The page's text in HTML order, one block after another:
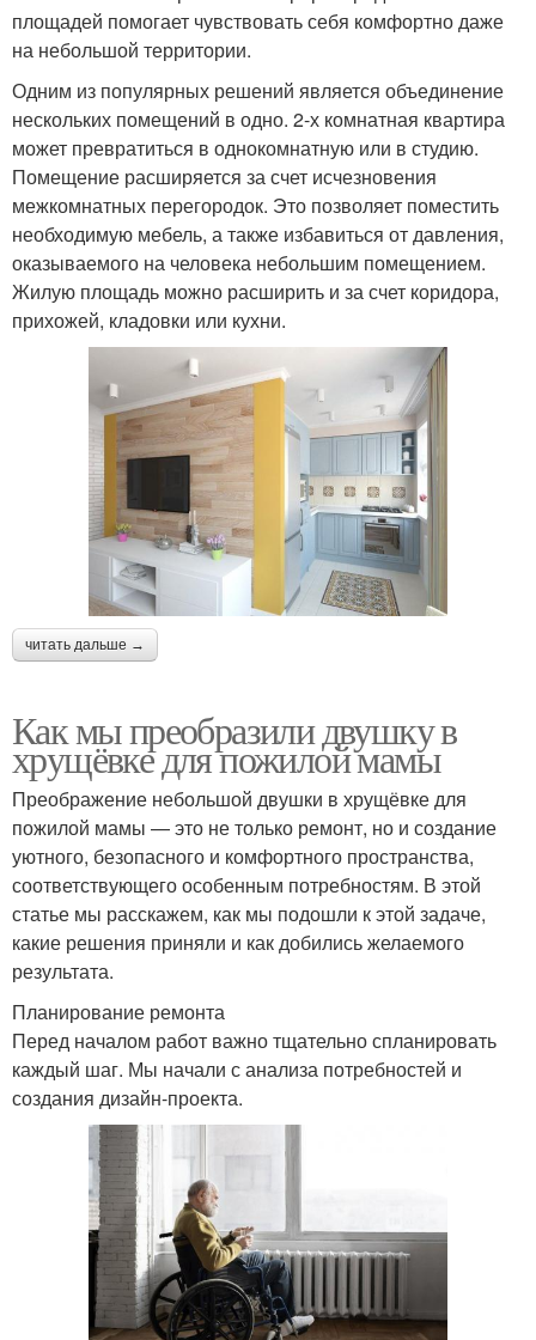
площадей помогает чувствовать себя комфортно даже
на небольшой территории.
Одним из популярных решений является объединение
нескольких помещений в одно. 2-х комнатная квартира
может превратиться в однокомнатную или в студию.
Помещение расширяется за счет исчезновения
межкомнатных перегородок. Это позволяет поместить
необходимую мебель, а также избавиться от давления,
оказываемого на человека небольшим помещением.
Жилую площадь можно расширить и за счет коридора,
прихожей, кладовки или кухни.
читать дальше →
Как мы преобразили двушку в
хрущёвке для пожилой мамы
Преображение небольшой двушки в хрущёвке для
пожилой мамы — это не только ремонт, но и создание
уютного, безопасного и комфортного пространства,
соответствующего особенным потребностям. В этой
статье мы расскажем, как мы подошли к этой задаче,
какие решения приняли и как добились желаемого
результата.
Планирование ремонта
Перед началом работ важно тщательно спланировать
каждый шаг. Мы начали с анализа потребностей и
создания дизайн-проекта.